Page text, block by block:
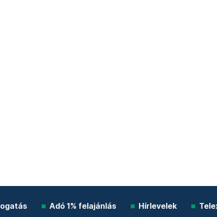
Adó 1% felajánlás Hírlevelek